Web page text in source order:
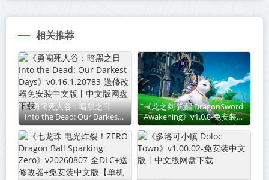
相关推荐
《勇闯死人谷：暗黑之日
Into the Dead: Our Darkest
Days》v0.16.1.20783-送修改
器免安装中文版丨中文版网盘
下载
《龙之剑 觉醒 DragonSword
Awakening》v1.0.8-免安装中
文版丨中文版网盘下载